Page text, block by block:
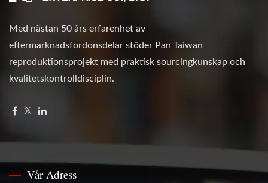
Med nästan 50 års erfarenhet av
eftermarknadsfordonsdelar stöder Pan Taiwan
reproduktionsprojekt med praktisk sourcingkunskap och
kvalitetskontrolldisciplin.
Vår Adress